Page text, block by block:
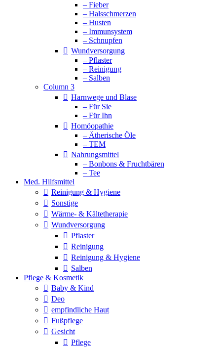
– Fieber
– Halsschmerzen
– Husten
– Immunsystem
– Schnupfen
Wundversorgung
– Pflaster
– Reinigung
– Salben
Column 3
Harnwege und Blase
– Für Sie
– Für Ihn
Homöopathie
– Ätherische Öle
– TEM
Nahrungsmittel
– Bonbons & Fruchtbären
– Tee
Med. Hilfsmittel
Reinigung & Hygiene
Sonstige
Wärme- & Kältetherapie
Wundversorgung
Pflaster
Reinigung
Reinigung & Hygiene
Salben
Pflege & Kosmetik
Baby & Kind
Deo
empfindliche Haut
Fußpflege
Gesicht
Pflege